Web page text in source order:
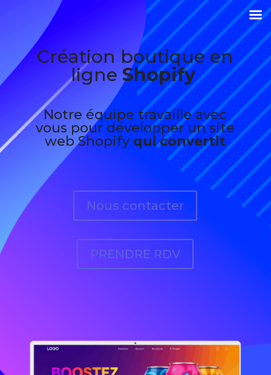
Création boutique en
ligne Shopify
Notre équipe travaille avec
vous pour développer un site
web Shopify qui convertit
Nous contacter
PRENDRE RDV